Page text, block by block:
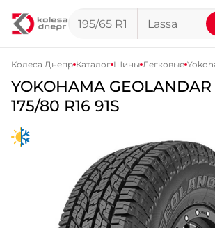
+38 (067)
+38
+38 (067)
- на
Колеса Днепр Каталог Шины Легковые
YOKOHAMA
175/80 R16 91S